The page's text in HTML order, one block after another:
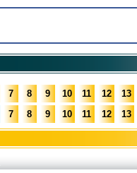
7 8 9 10 11 12 13
7 8 9 10 11 12 13